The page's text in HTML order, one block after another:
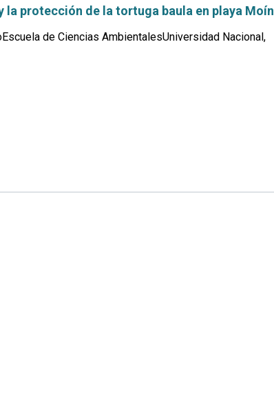
la protección de la tortuga baula en playa Moín
de Ciencias AmbientalesUniversidad Nacional,